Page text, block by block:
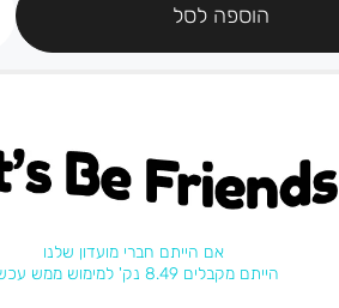
הוספה לסל
be friends
אם הייתם חברי מועדון שלנו
הייתם מקבלים 8.49 נק' למימוש ממש עכשיו